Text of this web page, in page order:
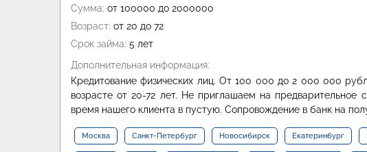
Сумма: от 100000 до 2000000
Возраст: от 20 до 72
Срок займа: 5 лет
Дополнительная информация:
Кредитование физических лиц. От 100 000 до 2 000 000
возрасте от 20-72 лет. Не приглашаем на
время нашего клиента в пустую. Сопровождение в банк на
Москва Санкт-Петербург Новосибирск Екатеринбург